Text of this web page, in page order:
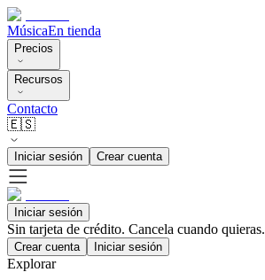
MúsicaEn tienda
Precios
Recursos
Contacto
🇪🇸
Iniciar sesión Crear cuenta
Iniciar sesión
Sin tarjeta de crédito. Cancela cuando quieras.
Crear cuenta Iniciar sesión
Explorar